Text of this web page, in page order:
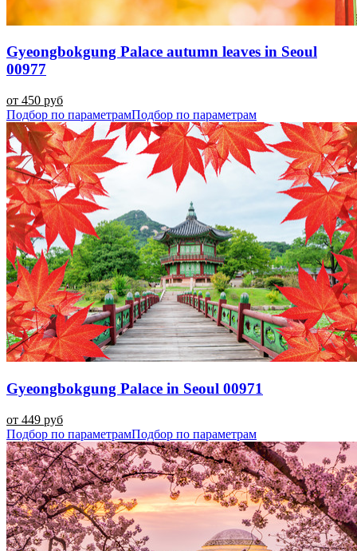
Gyeongbokgung Palace autumn leaves in Seoul
00977
от 450 руб
Подбор по параметрамПодбор по параметрам
Gyeongbokgung Palace in Seoul 00971
от 449 руб
Подбор по параметрамПодбор по параметрам